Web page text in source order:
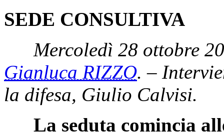
SEDE CONSULTIVA
Mercoledì 28 ottobre
Gianluca RIZZO. –
la difesa, Giulio Calvisi.
La seduta comincia